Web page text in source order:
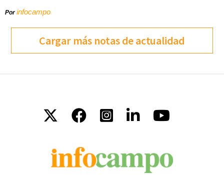
Porinfocampo
Cargar más notas de actualidad